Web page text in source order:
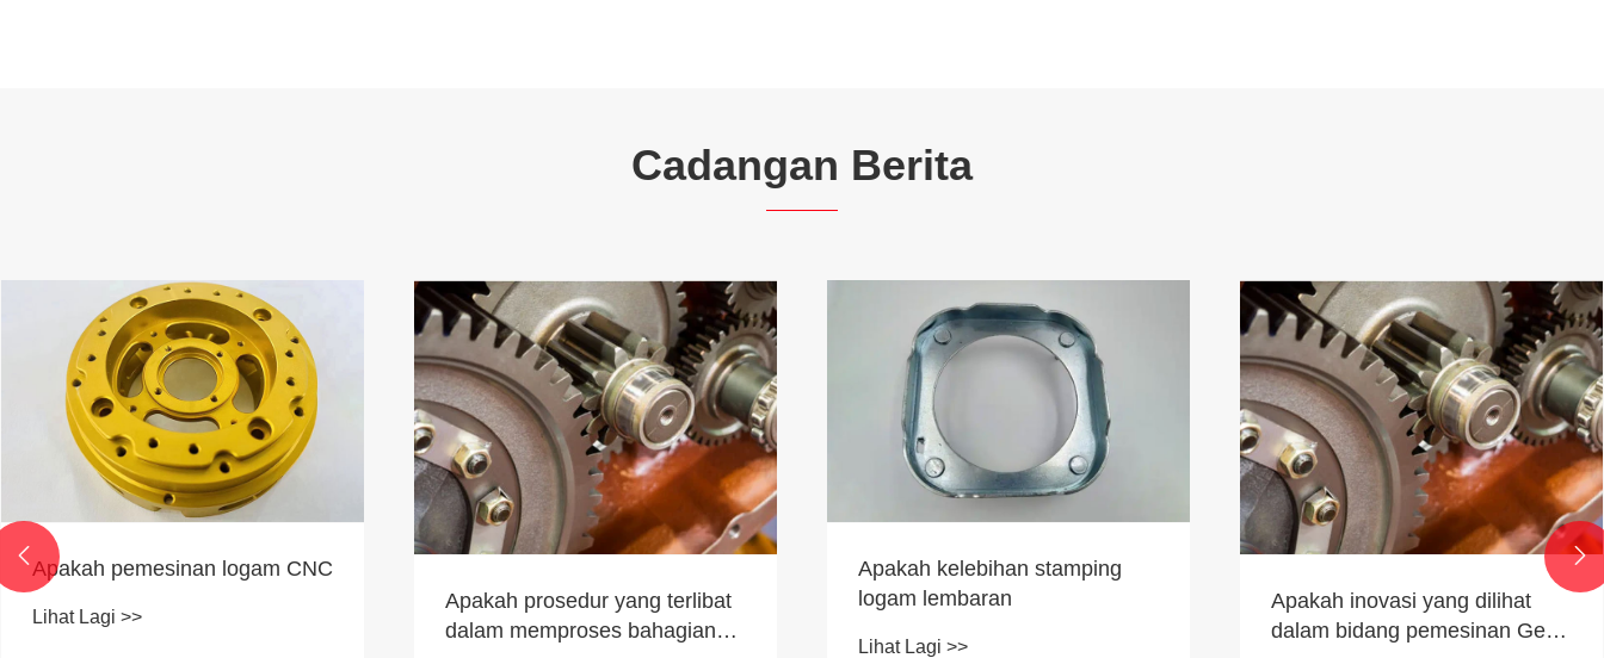
Cadangan Berita
Apakah pemesinan logam CNC
Lihat Lagi >>
Apakah prosedur yang terlibat
dalam memproses bahagian
Apakah kelebihan stamping
logam lembaran
Lihat Lagi >>
Apakah inovasi yang dilihat
dalam bidang pemesinan Gear
 